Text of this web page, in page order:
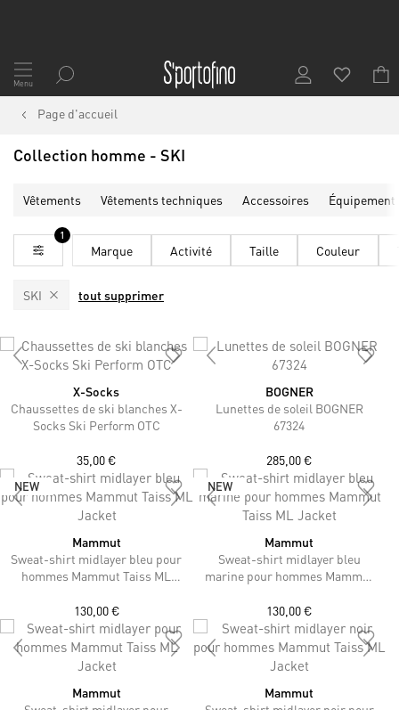
Allez
au
contenu
Menu
Page d'accueil
Collection homme - SKI
Vêtements Vêtements techniques Accessoires Équipement
1
Marque Activité Taille Couleur
SKI tout supprimer
X-Socks
Chaussettes de ski blanches X-
Socks Ski Perform OTC
35,00 €
BOGNER
Lunettes de soleil BOGNER
67324
285,00 €
NEW
Mammut
Sweat-shirt midlayer bleu pour
hommes Mammut Taiss ML
130,00 €
NEW
Mammut
Sweat-shirt midlayer bleu
marine pour hommes Mammut
130,00 €
Mammut
Mammut